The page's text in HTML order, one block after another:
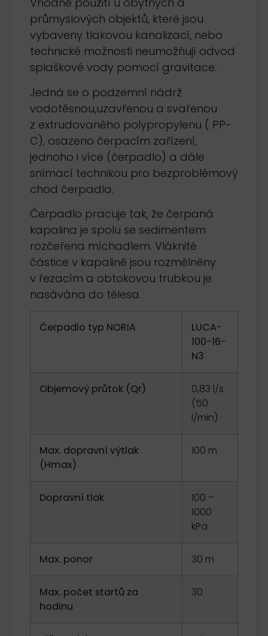
průmyslových objektů, které jsou
vybaveny tlakovou kanalizací, nebo
technické možnosti neumožňují odvod
splaškové vody pomocí gravitace.
Jedná se o podzemní nádrž
vodotěsnou,uzavřenou a svařenou
z extrudovaného polypropylenu ( PP-
C), osazeno čerpacím zařízení,
jednoho i více (čerpadlo) a dále
snímací technikou pro bezproblémový
chod čerpadla.
Čerpadlo pracuje tak, že čerpaná
kapalina je spolu se sedimentem
rozčeřena míchadlem. Vláknité
částice v kapalině jsou rozmělněny
v řezacím a obtokovou trubkou je
nasávána do tělesa.
Čerpadlo typ NORIA
LUCA-
100-16-
N3
Objemový průtok (Qr)
0,83 l/s
(50
l/min)
Max. dopravní výtlak
(Hmax)
100 m
Dopravní tlak
100 –
1000
kPa
Max. ponor 30 m
Max. počet startů za
hodinu
30